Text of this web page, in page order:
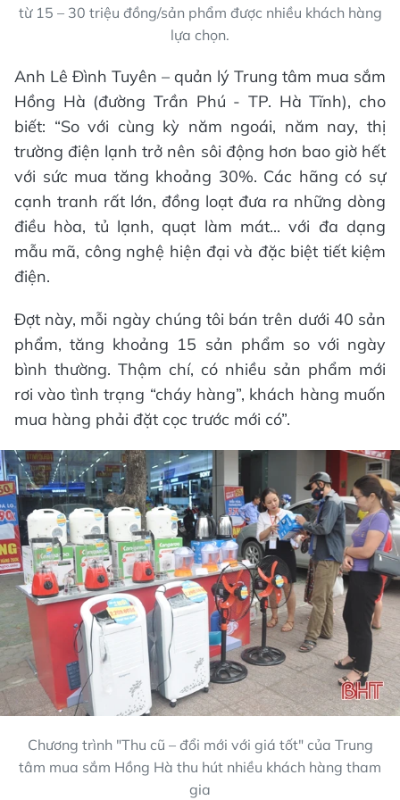
từ 15 – 30 triệu đồng/sản phẩm được nhiều khách hàng
lựa chọn.
Anh Lê Đình Tuyên – quản lý Trung tâm mua sắm
Hồng Hà (đường Trần Phú - TP. Hà Tĩnh), cho
biết: “So với cùng kỳ năm ngoái, năm nay, thị
trường điện lạnh trở nên sôi động hơn bao giờ hết
với sức mua tăng khoảng 30%. Các hãng có sự
cạnh tranh rất lớn, đồng loạt đưa ra những dòng
điều hòa, tủ lạnh, quạt làm mát... với đa dạng
mẫu mã, công nghệ hiện đại và đặc biệt tiết kiệm
điện.
Đợt này, mỗi ngày chúng tôi bán trên dưới 40 sản
phẩm, tăng khoảng 15 sản phẩm so với ngày
bình thường. Thậm chí, có nhiều sản phẩm mới
rơi vào tình trạng “cháy hàng”, khách hàng muốn
mua hàng phải đặt cọc trước mới có”.
Chương trình "Thu cũ – đổi mới với giá tốt" của Trung
tâm mua sắm Hồng Hà thu hút nhiều khách hàng tham
gia